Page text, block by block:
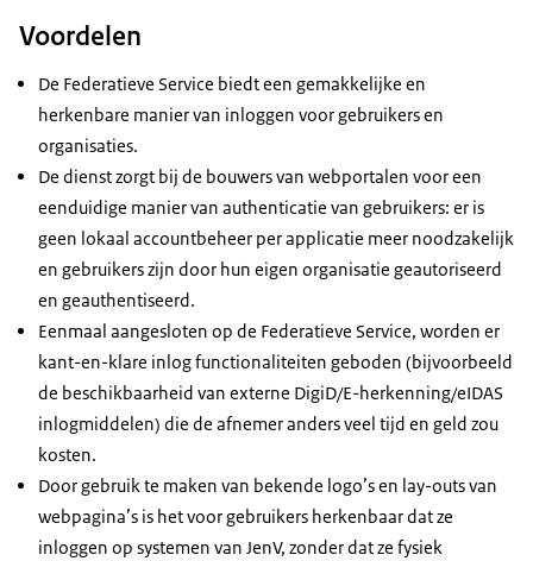
Voordelen
De Federatieve Service biedt een gemakkelijke en
herkenbare manier van inloggen voor gebruikers en
organisaties.
De dienst zorgt bij de bouwers van webportalen voor een
eenduidige manier van authenticatie van gebruikers: er is
geen lokaal accountbeheer per applicatie meer noodzakelijk
en gebruikers zijn door hun eigen organisatie geautoriseerd
en geauthentiseerd.
Eenmaal aangesloten op de Federatieve Service, worden er
kant-en-klare inlog functionaliteiten geboden (bijvoorbeeld
de beschikbaarheid van externe DigiD/E-herkenning/eIDAS
inlogmiddelen) die de afnemer anders veel tijd en geld zou
kosten.
Door gebruik te maken van bekende logo’s en lay-outs van
webpagina’s is het voor gebruikers herkenbaar dat ze
inloggen op systemen van JenV, zonder dat ze fysiek